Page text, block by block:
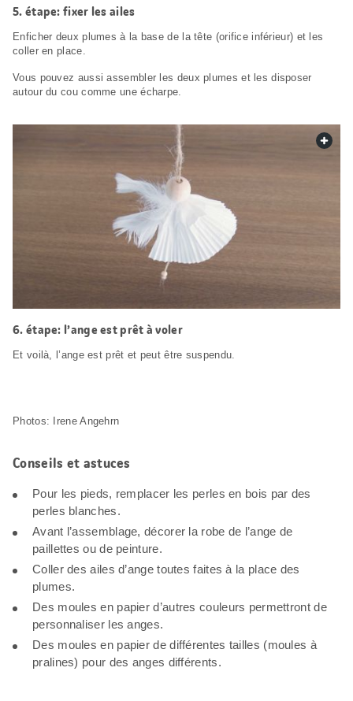
étape: fixer les ailes
Enficher deux plumes à la base de la tête (orifice inférieur) et les
coller en place.
Vous pouvez aussi assembler les deux plumes et les disposer
autour du cou comme une écharpe.
étape: l’ange est prêt à voler
Et voilà, l’ange est prêt et peut être suspendu.
Photos: Irene Angehrn
Conseils et astuces
Pour les pieds, remplacer les perles en bois par des
perles blanches.
Avant l’assemblage, décorer la robe de l’ange de
paillettes ou de peinture.
Coller des ailes d’ange toutes faites à la place des
plumes.
Des moules en papier d’autres couleurs permettront de
personnaliser les anges.
Des moules en papier de différentes tailles (moules à
pralines) pour des anges différents.